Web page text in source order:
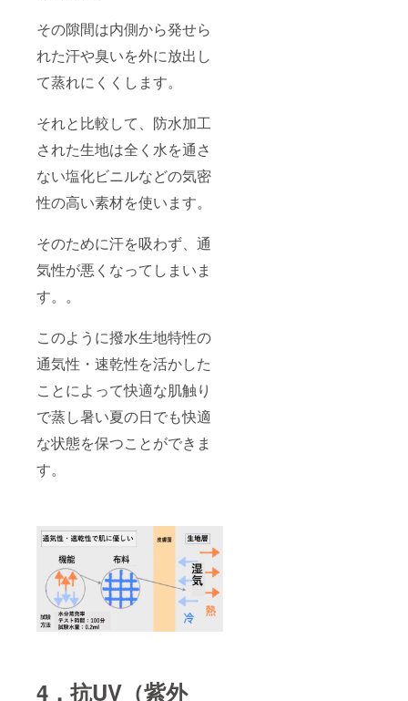
その隙間は内側から発せら
れた汗や臭いを外に放出し
て蒸れにくくします。
それと比較して、防水加工
された生地は全く水を通さ
ない塩化ビニルなどの気密
性の高い素材を使います。
そのために汗を吸わず、通
気性が悪くなってしまいま
す。。
このように撥水生地特性の
通気性・速乾性を活かした
ことによって快適な肌触り
で蒸し暑い夏の日でも快適
な状態を保つことができま
す。
4．抗UV（紫外